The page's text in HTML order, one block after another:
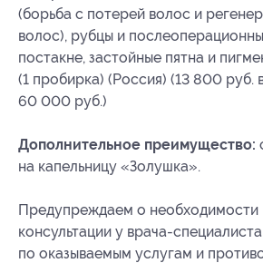
(борьба с потерей волос и
волос), рубцы и
постакне, застойные пятна и
(1 пробирка) (Россия) (13 800 руб.
60 000 руб.)
Дополнительное преимущество:
на капельницу «Золушка».
Предупреждаем о необходимости
консультации у врача-специалиста
по оказываемым услугам и